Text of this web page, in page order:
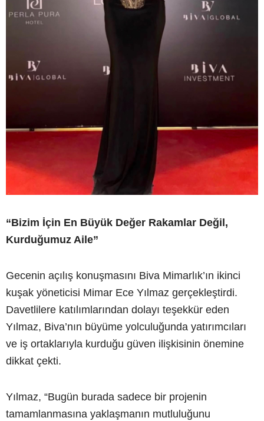
“Bizim İçin En Büyük Değer Rakamlar Değil,
Kurduğumuz Aile”
Gecenin açılış konuşmasını Biva Mimarlık’ın ikinci
kuşak yöneticisi Mimar Ece Yılmaz gerçekleştirdi.
Davetlilere katılımlarından dolayı teşekkür eden
Yılmaz, Biva’nın büyüme yolculuğunda yatırımcıları
ve iş ortaklarıyla kurduğu güven ilişkisinin önemine
dikkat çekti.
Yılmaz, “Bugün burada sadece bir projenin
tamamlanmasına yaklaşmanın mutluluğunu